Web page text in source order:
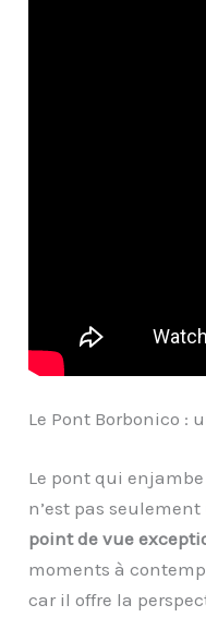
Le Pont Borbonico :
Le pont qui
n’est pas seulement
point de vue
moments à
car il offre la